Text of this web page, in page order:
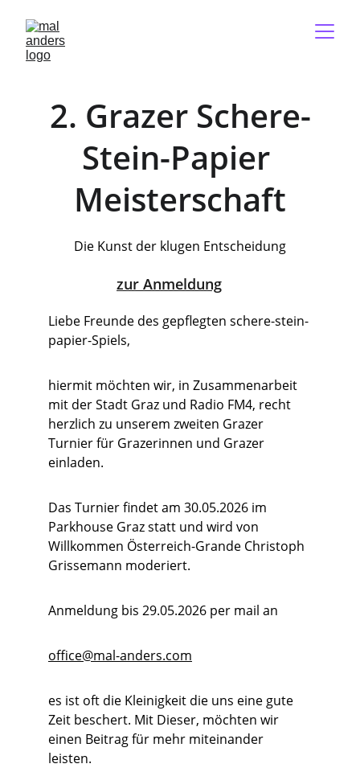
2. Grazer Schere-
Stein-Papier
Meisterschaft
Die Kunst der klugen Entscheidung
Liebe Freunde des gepflegten schere-stein-
papier-Spiels,
hiermit möchten wir, in Zusammenarbeit
mit der Stadt Graz und Radio FM4, recht
herzlich zu unserem zweiten Grazer
Turnier für Grazerinnen und Grazer
einladen.
Das Turnier findet am 30.05.2026 im
Parkhouse Graz statt und wird von
Willkommen Österreich-Grande Christoph
Grissemann moderiert.
Anmeldung bis 29.05.2026 per mail an
office@mal-anders.com
es ist oft die Kleinigkeit die uns eine gute
Zeit beschert. Mit Dieser, möchten wir
einen Beitrag für mehr miteinander
leisten.
zur Anmeldung